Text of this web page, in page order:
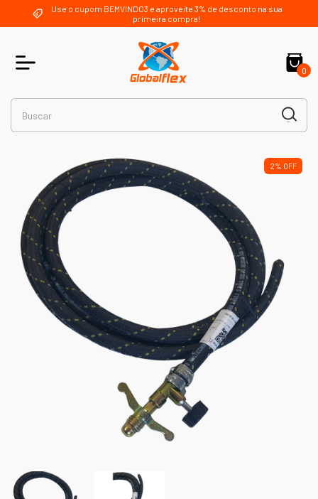
Use o cupom BEMVINDO3 e aproveite 3% de desconto na sua
primeira compra!
0
2% OFF